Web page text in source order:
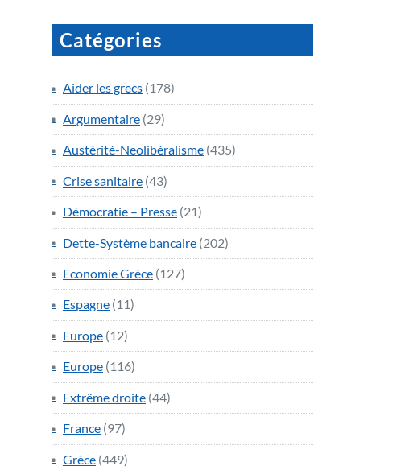
Catégories
Aider les grecs (178)
Argumentaire (29)
Austérité-Neolibéralisme (435)
Crise sanitaire (43)
Démocratie – Presse (21)
Dette-Système bancaire (202)
Economie Grèce (127)
Espagne (11)
Europe (12)
Europe (116)
Extrême droite (44)
France (97)
Grèce (449)